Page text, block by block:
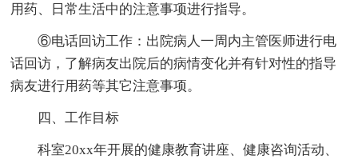
用药、日常生活中的注意事项进行指导。
⑥电话回访工作：出院病人一周内主管医师进行电
话回访，了解病友出院后的病情变化并有针对性的指导
病友进行用药等其它注意事项。
四、工作目标
科室20xx年开展的健康教育讲座、健康咨询活动、